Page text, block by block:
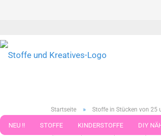
NEU !! STOFFE KINDERSTOFFE DIY
Startseite » Stoffe in Stücken von 25
« Erster « zurück weiter »